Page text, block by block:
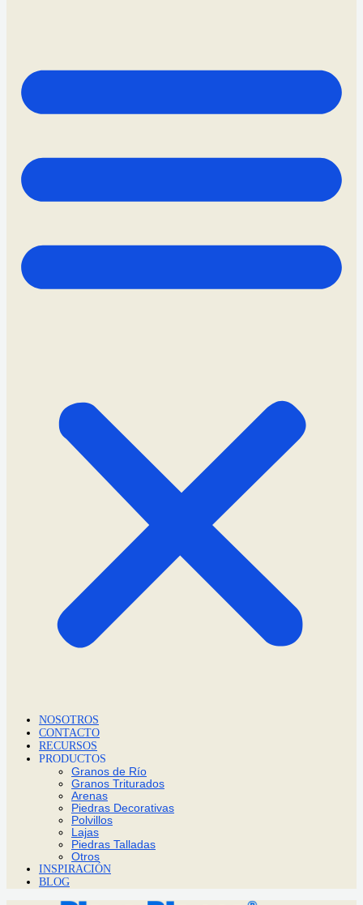
NOSOTROS
CONTACTO
RECURSOS
PRODUCTOS
Granos de Río
Granos Triturados
Arenas
Piedras Decorativas
Polvillos
Lajas
Piedras Talladas
Otros
INSPIRACIÓN
BLOG